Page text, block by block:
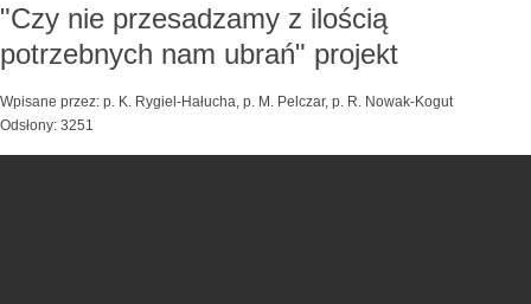
"Czy nie przesadzamy z ilością
potrzebnych nam ubrań" projekt
Wpisane przez: p. K. Rygiel-Hałucha, p. M. Pelczar, p. R. Nowak-Kogut
Odsłony: 3251